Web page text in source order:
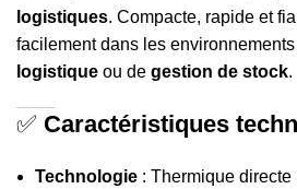
logistiques. Compacte, rapide et
facilement dans les
logistique ou de gestion de stock.
✅ Caractéristiques
Technologie : Thermique directe